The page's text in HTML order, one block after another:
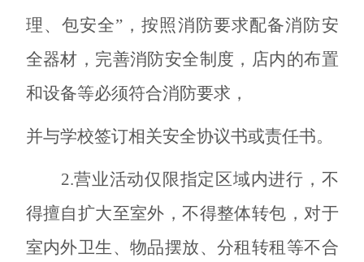
理、包安全”，按照消防要求配备消防安
全器材，完善消防安全制度，店内的布置
和设备等必须符合消防要求，
并与学校签订相关安全协议书或责任书。
2.营业活动仅限指定区域内进行，不
得擅自扩大至室外，不得整体转包，对于
室内外卫生、物品摆放、分租转租等不合